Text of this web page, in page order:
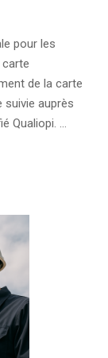
pour les
carte
de la carte
suivie auprès
Qualiopi. …